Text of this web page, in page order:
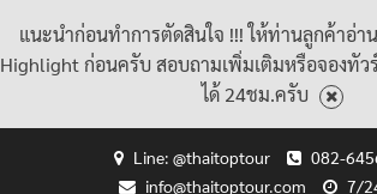
แนะนำก่อนทำการตัดสินใจ !!! ให้ท่านลูกค้าอ่า
Highlight ก่อนครับ สอบถามเพิ่มเติมหรือจองทัว
ได้ 24ชม.ครับ
Line: @thaitoptour
082-
info@thaitoptour.com
7/